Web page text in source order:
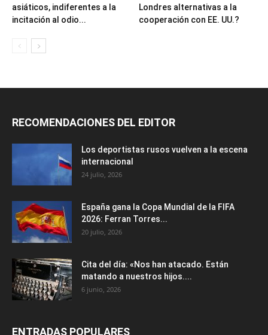
asiáticos, indiferentes a la
incitación al odio...
Londres alternativas a la
cooperación con EE. UU.?
RECOMENDACIONES DEL EDITOR
Los deportistas rusos vuelven a la escena
internacional
24 julio, 2026
España gana la Copa Mundial de la FIFA
2026: Ferran Torres...
20 julio, 2026
Cita del día: «Nos han atacado. Están
matando a nuestros hijos....
6 junio, 2026
ENTRADAS POPULARES